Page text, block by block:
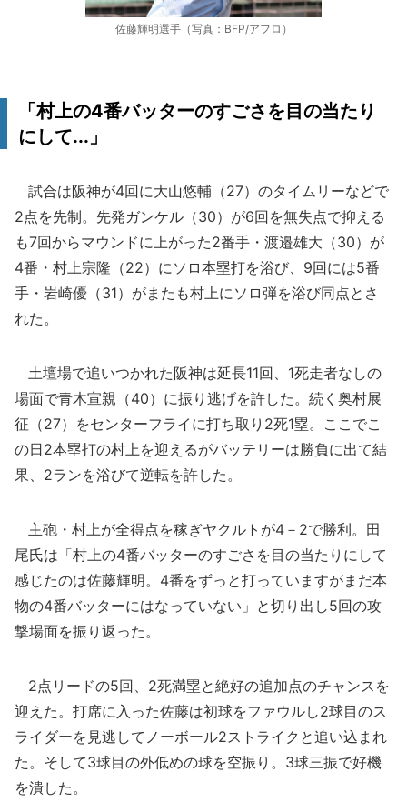
佐藤輝明選手（写真：BFP/アフロ）
「村上の4番バッターのすごさを目の当たり
にして...」
試合は阪神が4回に大山悠輔（27）のタイムリーなどで
2点を先制。先発ガンケル（30）が6回を無失点で抑える
も7回からマウンドに上がった2番手・渡邉雄大（30）が
4番・村上宗隆（22）にソロ本塁打を浴び、9回には5番
手・岩崎優（31）がまたも村上にソロ弾を浴び同点とさ
れた。
土壇場で追いつかれた阪神は延長11回、1死走者なしの
場面で青木宣親（40）に振り逃げを許した。続く奥村展
征（27）をセンターフライに打ち取り2死1塁。ここでこ
の日2本塁打の村上を迎えるがバッテリーは勝負に出て結
果、2ランを浴びて逆転を許した。
主砲・村上が全得点を稼ぎヤクルトが4－2で勝利。田
尾氏は「村上の4番バッターのすごさを目の当たりにして
感じたのは佐藤輝明。4番をずっと打っていますがまだ本
物の4番バッターにはなっていない」と切り出し5回の攻
撃場面を振り返った。
2点リードの5回、2死満塁と絶好の追加点のチャンスを
迎えた。打席に入った佐藤は初球をファウルし2球目のス
ライダーを見逃してノーボール2ストライクと追い込まれ
た。そして3球目の外低めの球を空振り。3球三振で好機
を潰した。